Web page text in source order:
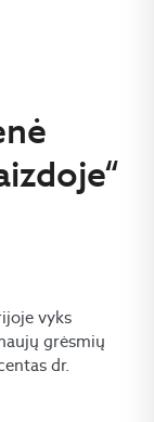
vyks
grėsmių
dr.